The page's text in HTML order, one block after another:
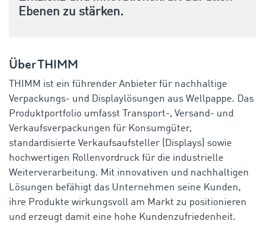
Ebenen zu stärken.
Über THIMM
THIMM ist ein führender Anbieter für nachhaltige
Verpackungs- und Displaylösungen aus Wellpappe. Das
Produktportfolio umfasst Transport-, Versand- und
Verkaufsverpackungen für Konsumgüter,
standardisierte Verkaufsaufsteller (Displays) sowie
hochwertigen Rollenvordruck für die industrielle
Weiterverarbeitung. Mit innovativen und nachhaltigen
Lösungen befähigt das Unternehmen seine Kunden,
ihre Produkte wirkungsvoll am Markt zu positionieren
und erzeugt damit eine hohe Kundenzufriedenheit.